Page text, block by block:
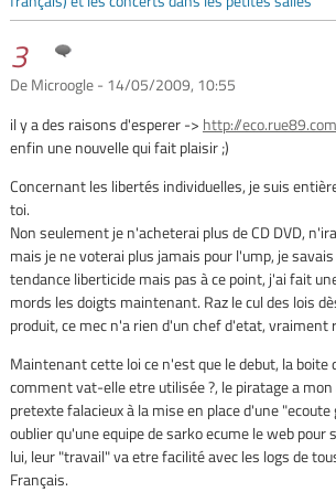
3
De Microogle - 14/05/2009, 10:55
il y a des raisons d'esperer -> http://
enfin une nouvelle qui fait plaisir ;)
Concernant les libertés individuelles, je suis
toi.
Non seulement je n'acheterai plus de CD DVD,
mais je ne voterai plus jamais pour l'ump, je
tendance liberticide mais pas à ce point, j'ai fait
mords les doigts maintenant. Raz le cul des lois
produit, ce mec n'a rien d'un chef d'etat, vraiment
Maintenant cette loi ce n'est que le debut, la boite
comment vat-elle etre utilisée ?, le piratage a
pretexte falacieux à la mise en place d'une "ecoute
oublier qu'une equipe de sarko ecume le web pour
lui, leur "travail" va etre facilité avec les logs de
Français.